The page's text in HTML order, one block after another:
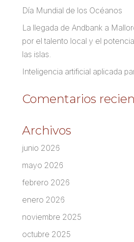
Día Mundial de los Océanos
La llegada de Andbank a
por el talento local y el
las islas.
Inteligencia artificial aplicada
Comentarios
Archivos
junio 2026
mayo 2026
febrero 2026
enero 2026
noviembre 2025
octubre 2025